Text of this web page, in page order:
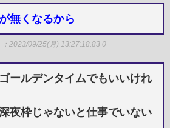
無くなるから
：2023/09/25(月) 13:27:18.83 0
ールデンタイムでもいいけれ
夜枠じゃないと仕事でいない